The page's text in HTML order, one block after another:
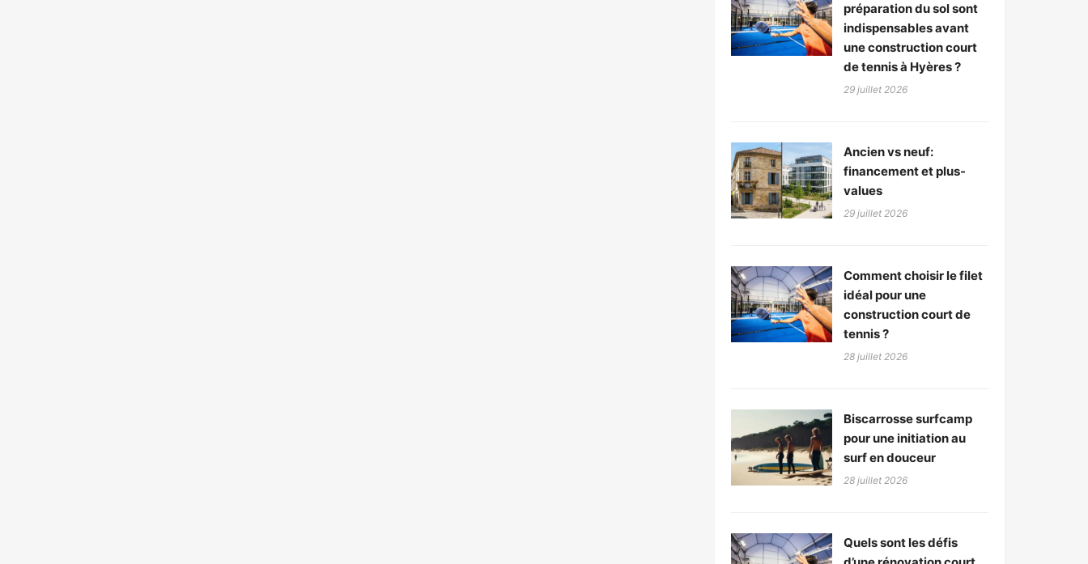
préparation du sol sont
indispensables avant
une construction court
de tennis à Hyères ?
29 juillet 2026
Ancien vs neuf:
financement et plus-
values
29 juillet 2026
Comment choisir le filet
idéal pour une
construction court de
tennis ?
28 juillet 2026
Biscarrosse surfcamp
pour une initiation au
surf en douceur
28 juillet 2026
Quels sont les défis